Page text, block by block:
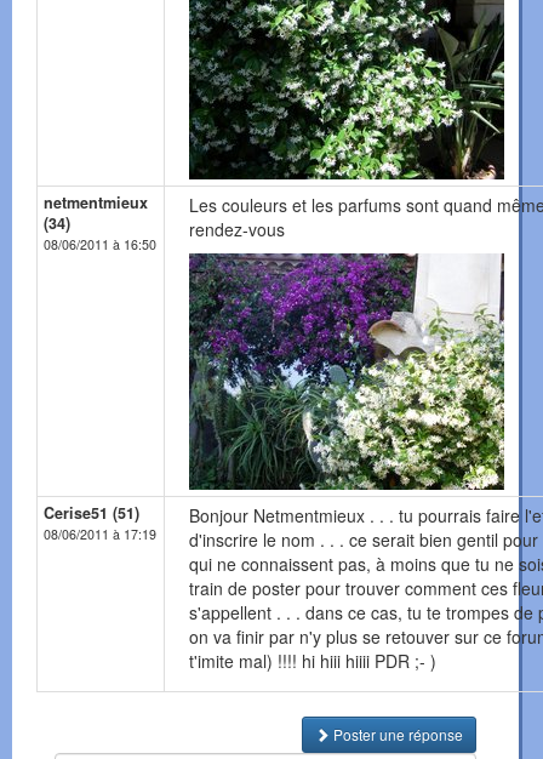
netmentmieux
(34)
08/06/2011 à 16:50
Les couleurs et les parfums sont quand
rendez-vous
Cerise51 (51)
08/06/2011 à 17:19
Bonjour Netmentmieux . . . tu pourrais faire
d'inscrire le nom . . . ce serait bien gentil pour
qui ne connaissent pas, à moins que tu ne
train de poster pour trouver comment ces
s'appellent . . . dans ce cas, tu te trompes de
on va finir par n'y plus se retouver sur ce
t'imite mal) !!!! hi hiii hiiii PDR ;- )
Poster une réponse